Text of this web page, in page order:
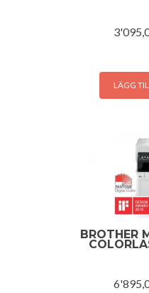
LÄGG
BROTHER